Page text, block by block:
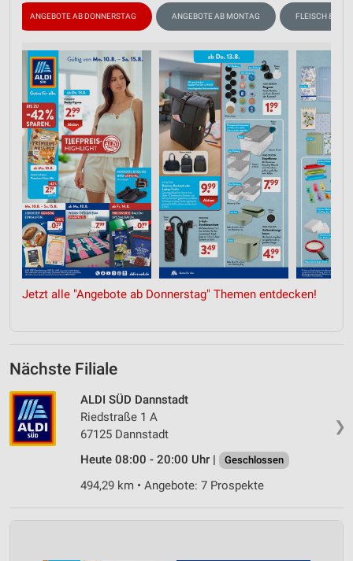
ANGEBOTE AB DONNERSTAG ANGEBOTE AB MONTAG FLEISCH &
Jetzt alle "Angebote ab Donnerstag" Themen entdecken!
Nächste Filiale
❯
ALDI SÜD Dannstadt
Riedstraße 1 A
67125 Dannstadt
Heute 08:00 - 20:00 Uhr |
Geschlossen
494,29 km • Angebote: 7 Prospekte